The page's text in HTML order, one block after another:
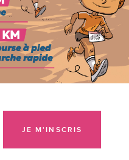
JE M'INSCRIS